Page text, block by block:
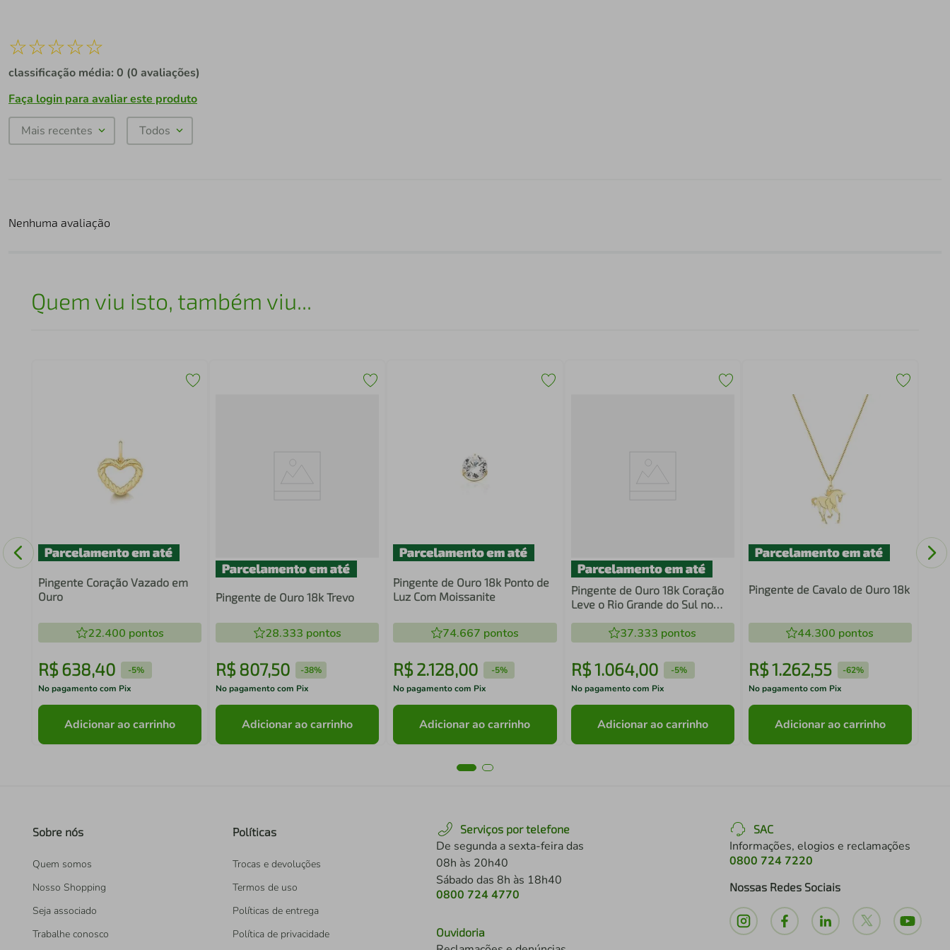
☆☆☆☆☆
classificação média: 0 (0 avaliações)
Faça login para avaliar este produto
Mais recentes Todos
Nenhuma avaliação
Quem viu isto, também viu...
Pingente Coração Vazado em
Ouro
22.400 pontos
R$ 638,40 -5%
No pagamento com Pix
Adicionar ao carrinho
Pingente de Ouro 18k Trevo
28.333 pontos
R$ 807,50 -38%
No pagamento com Pix
Adicionar ao carrinho
Pingente de Ouro 18k Ponto de
Luz Com Moissanite
74.667 pontos
R$2.128,00 -5%
No pagamento com Pix
Adicionar ao carrinho
Pingente de Ouro 18k Coração
Leve o Rio Grande do Sul no
37.333 pontos
R$1.064,00 -5%
No pagamento com Pix
Adicionar ao carrinho
Pingente de Cavalo de Ouro 18k
44.300 pontos
R$1.262,55 -62%
No pagamento com Pix
Adicionar ao carrinho
Sobre nós
Quem somos
Nosso Shopping
Seja associado
Trabalhe conosco
Políticas
Trocas e devoluções
Termos de uso
Políticas de entrega
Política de privacidade
Serviços por telefone
De segunda a sexta-feira das
08h às 20h40
Sábado das 8h às 18h40
0800 724 4770
Ouvidoria
SAC
Informações, elogios e reclamações
0800 724 7220
Nossas Redes Sociais